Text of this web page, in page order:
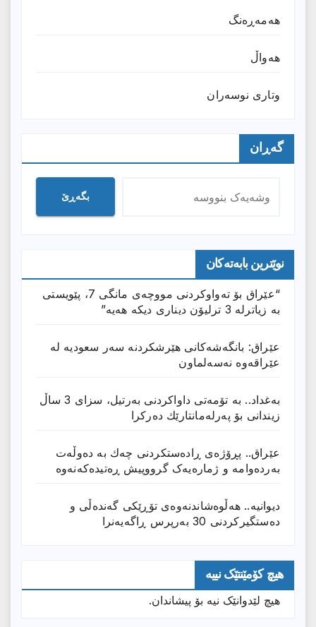
هەمەڕەنگ
هەواڵ
وتارى نوسەران
گەڕان
بگەڕێ
نوێترین بابەتەکان
“عێراق بۆ تەواوکردنی مووچەی مانگى 7، پێویستی
بە زیاترلە 3 ترلیۆن دیناری دیکە هەیە”
عێراق: بانگەشەكانی هێرشكردنە سەر سعودیە لە
عێراقەوە نەسەلماون
بەغداد.. بە تۆمەتی داواكردنی بەرتیل، سزای 3 ساڵ
زیندانی بۆ پەرلەمانتارێك دەركرا
عێراق.. پڕۆژەی ڕادەستكردنی چەك بە دەوڵەت
بەردەوامە و ژمارەیەک گرووپیش ڕەتیدەکەنەوە
دیوانیە.. هەڵوەشاندنەوەی تۆڕێكی گەندەڵی و
دەستگیركردنی 30 بەرپرس ڕاگەیەنرا
هیچ کۆمێنتێک نییە
هیچ لێدوانێک نیە بۆ پیشاندان.